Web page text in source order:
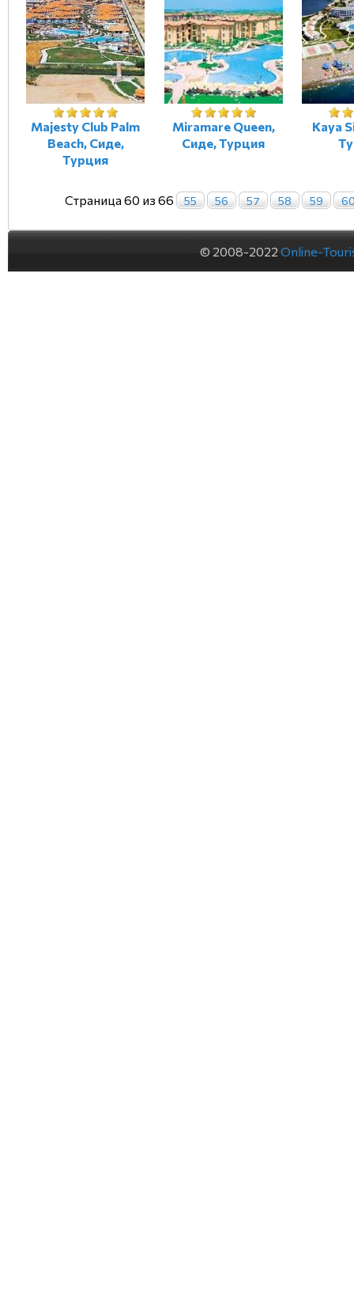
Majesty Club Palm
Beach, Сиде,
Турция
Miramare Queen,
Сиде, Турция
Kaya
Страница 60 из 66 55 56 57 58 59
© 2008-2022 Online-